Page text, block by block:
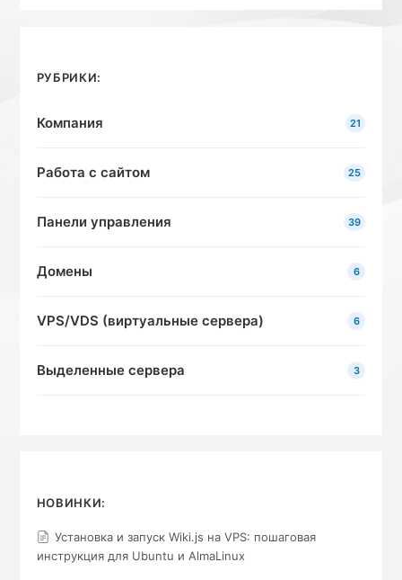
РУБРИКИ:
Компания 21
Работа с сайтом 25
Панели управления 39
Домены 6
VPS/VDS (виртуальные сервера) 6
Выделенные сервера 3
НОВИНКИ:
Установка и запуск Wiki.js на VPS: пошаговая
инструкция для Ubuntu и AlmaLinux